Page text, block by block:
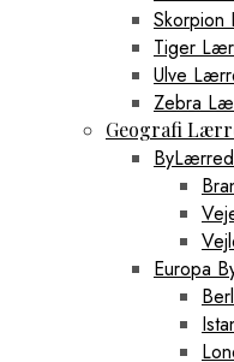
Skorpion
Tiger
Ulve
Zebra
Geografi
Europa